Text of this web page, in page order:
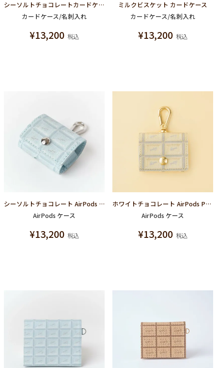
シーソルトチョコレートカードケース（名刺入れ）
カードケース/名刺入れ
¥13,200 税込
ミルクビスケット カードケース
カードケース/名刺入れ
¥13,200 税込
シーソルトチョコレート AirPods Pro ケースAirPods(第3世代)対応
AirPods ケース
¥13,200 税込
ホワイトチョコレート AirPods Pro ケースAirPods(第3世代)対応
AirPods ケース
¥13,200 税込